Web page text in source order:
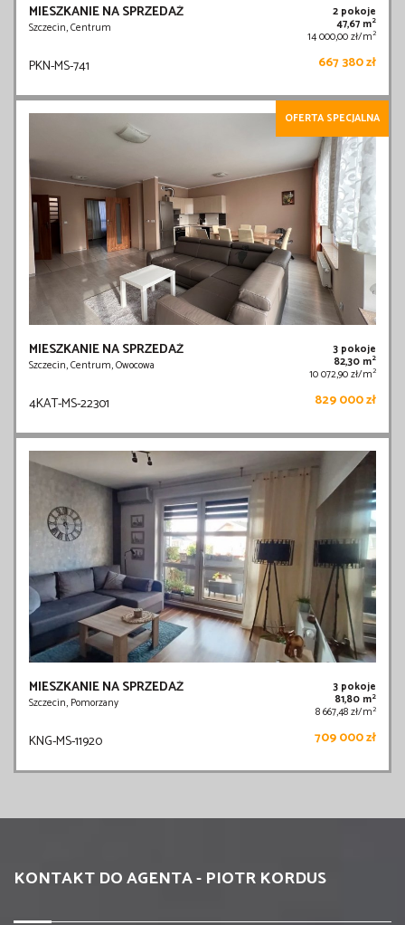
MIESZKANIE NA SPRZEDAŻ
Szczecin, Centrum
2 pokoje
47,67 m2
14 000,00 zł/m2
PKN-MS-741 667 380 zł
OFERTA SPECJALNA
MIESZKANIE NA SPRZEDAŻ
Szczecin, Centrum, Owocowa
3 pokoje
82,30 m2
10 072,90 zł/m2
4KAT-MS-22301 829 000 zł
MIESZKANIE NA SPRZEDAŻ
Szczecin, Pomorzany
3 pokoje
81,80 m2
8 667,48 zł/m2
KNG-MS-11920 709 000 zł
KONTAKT DO AGENTA - PIOTR KORDUS